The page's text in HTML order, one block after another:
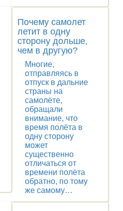
Почему самолет
летит в одну
сторону дольше,
чем в другую?
Многие,
отправляясь в
отпуск в дальние
страны на
самолёте,
обращали
внимание, что
время полёта в
одну сторону
может
существенно
отличаться от
времени полёта
обратно, по тому
же самому…